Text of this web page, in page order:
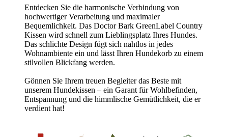
Entdecken Sie die harmonische Verbindung von
hochwertiger Verarbeitung und maximaler
Bequemlichkeit. Das Doctor Bark GreenLabel Country
Kissen wird schnell zum Lieblingsplatz Ihres Hundes.
Das schlichte Design fügt sich nahtlos in jedes
Wohnambiente ein und lässt Ihren Hundekorb zu einem
stilvollen Blickfang werden.
Gönnen Sie Ihrem treuen Begleiter das Beste mit
unserem Hundekissen – ein Garant für Wohlbefinden,
Entspannung und die himmlische Gemütlichkeit, die er
verdient hat!